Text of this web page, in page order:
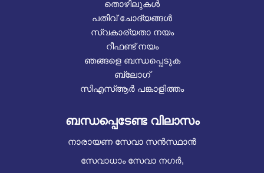
തൊഴിലുകൾ
പതിവ് ചോദ്യങ്ങൾ
സ്വകാര്യതാ നയം
റീഫണ്ട് നയം
ഞങ്ങളെ ബന്ധപ്പെടുക
ബ്ലോഗ്
സിഎസ്ആർ പങ്കാളിത്തം
ബന്ധപ്പെടേണ്ട വിലാസം
നാരായണ സേവാ സൻസ്ഥാൻ
സേവാധാം സേവാ നഗർ,